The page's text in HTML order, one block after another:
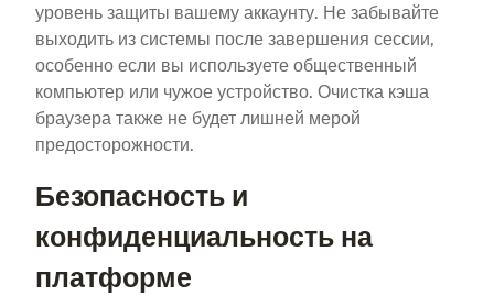
уровень защиты вашему аккаунту. Не забывайте
выходить из системы после завершения сессии,
особенно если вы используете общественный
компьютер или чужое устройство. Очистка кэша
браузера также не будет лишней мерой
предосторожности.
Безопасность и
конфиденциальность на
платформе